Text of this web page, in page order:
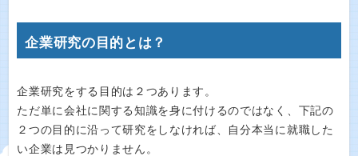
企業研究の目的とは？
企業研究をする目的は２つあります。
ただ単に会社に関する知識を身に付けるのではなく、下記の
２つの目的に沿って研究をしなければ、自分本当に就職した
い企業は見つかりません。